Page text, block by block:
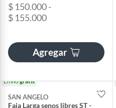
$ 150.000 -
$ 155.000
Agregar
Envíogratis
SAN ANGELO
Faja Larga senos libres ST -